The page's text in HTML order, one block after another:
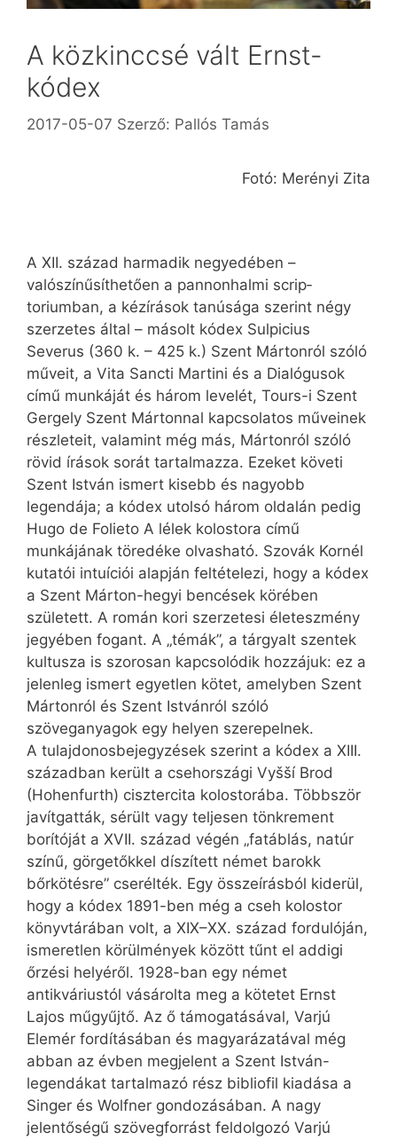
A közkinccsé vált Ernst-
kódex
2017-05-07 Szerző: Pallós Tamás
Fotó: Merényi Zita
A XII. század harmadik negyedében –
valószínűsíthetően a pannonhalmi scrip­
toriumban, a kézírások tanúsága szerint négy
szerzetes által – másolt kódex Sulpicius
Severus (360 k. – 425 k.) Szent Mártonról szóló
műveit, a Vita Sancti Martini és a Dialógusok
című munkáját és három levelét, Tours-i Szent
Gergely Szent Mártonnal kapcsolatos műveinek
részleteit, valamint még más, Mártonról szóló
rövid írások sorát tartalmazza. Ezeket követi
Szent István ismert kisebb és nagyobb
legendája; a kódex utolsó három oldalán pedig
Hugo de Folieto A lélek kolostora című
munkájának töredéke olvasható. Szovák Kornél
kutatói intuíciói alapján feltételezi, hogy a kódex
a Szent Márton-hegyi bencések körében
született. A román kori szerzetesi életeszmény
jegyében fogant. A „témák”, a tárgyalt szentek
kultusza is szorosan kapcsolódik hozzájuk: ez a
jelenleg ismert egyetlen kötet, amelyben Szent
Mártonról és Szent Istvánról szóló
szöveganyagok egy helyen szerepelnek.
A tulajdonosbejegyzések szerint a kódex a XIII.
században került a csehországi Vyšší Brod
(Hohenfurth) cisztercita kolostorába. Többször
javítgatták, sérült vagy teljesen tönkrement
borítóját a XVII. század végén „fatáblás, natúr
színű, görgetőkkel díszített német barokk
bőrkötésre” cserélték. Egy összeírásból kiderül,
hogy a kódex 1891-ben még a cseh kolostor
könyvtárában volt, a XIX–XX. század fordulóján,
ismeretlen körülmények között tűnt el addigi
őrzési helyéről. 1928-ban egy német
antikváriustól vásárolta meg a kötetet Ernst
Lajos műgyűjtő. Az ő támogatásával, Varjú
Elemér fordításában és magyarázatával még
abban az évben megjelent a Szent István-
legendákat tartalmazó rész bibliofil kiadása a
Singer és Wolfner gondozásában. A nagy
jelentőségű szövegforrást feldolgozó Varjú